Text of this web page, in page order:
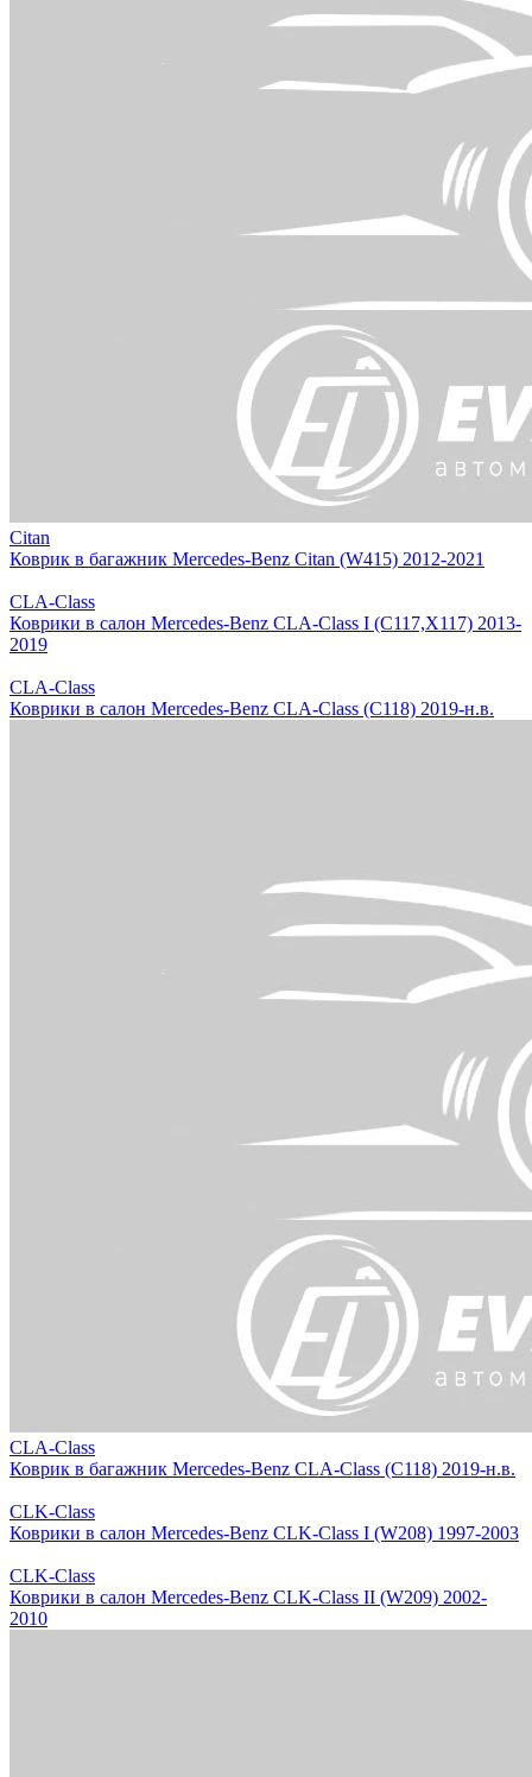
Citan
Коврик в багажник Mercedes-Benz Citan (W415) 2012-2021
CLA-Class
Коврики в салон Mercedes-Benz CLA-Class I (C117,X117) 2013-
2019
CLA-Class
Коврики в салон Mercedes-Benz CLA-Class (C118) 2019-н.в.
CLA-Class
Коврик в багажник Mercedes-Benz CLA-Class (C118) 2019-н.в.
CLK-Class
Коврики в салон Mercedes-Benz CLK-Class I (W208) 1997-2003
CLK-Class
Коврики в салон Mercedes-Benz CLK-Class II (W209) 2002-
2010